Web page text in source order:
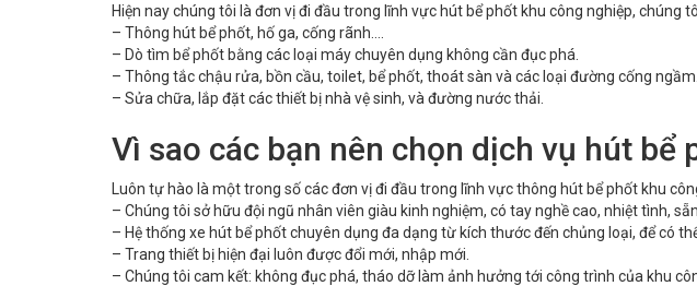
Hiện nay chúng tôi là đơn vị đi đầu trong lĩnh vực hút bể phốt khu công nghiệp, chúng
– Thông hút bể phốt, hố ga, cống rãnh….
– Dò tìm bể phốt bằng các loại máy chuyên dụng không cần đục phá.
– Thông tắc chậu rửa, bồn cầu, toilet, bể phốt, thoát sàn và các loại đường cống ngầm.
– Sửa chữa, lắp đặt các thiết bị nhà vệ sinh, và đường nước thải.
Vì sao các bạn nên chọn dịch vụ hút
Luôn tự hào là một trong số các đơn vị đi đầu trong lĩnh vực thông hút bể phốt khu
– Chúng tôi sở hữu đội ngũ nhân viên giàu kinh nghiệm, có tay nghề cao, nhiệt tình,
– Hệ thống xe hút bể phốt chuyên dụng đa dạng từ kích thước đến chủng loại, để có
– Trang thiết bị hiện đại luôn được đổi mới, nhập mới.
– Chúng tôi cam kết: không đục phá, tháo dỡ làm ảnh hưởng tới công trình của khu